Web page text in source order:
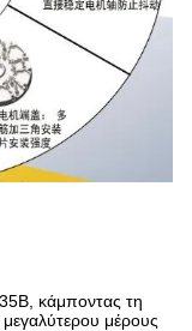
κάμποντας τη
μέρους